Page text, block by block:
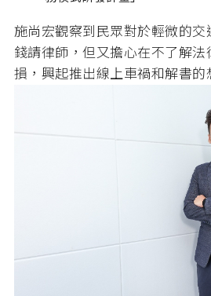
施尚宏觀察到民眾對於輕微的
錢請律師，但又擔心在不了解
損，興起推出線上車禍和解書的